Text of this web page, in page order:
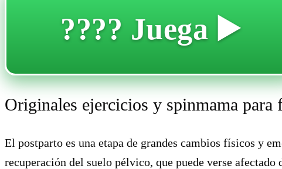
???? Juega ▶️
Originales ejercicios y spinmama
El postparto es una etapa de grandes cambios físicos y
recuperación del suelo pélvico, que puede verse